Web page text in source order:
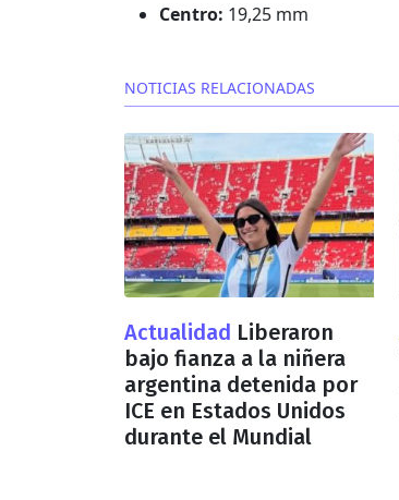
Centro: 19,25 mm
NOTICIAS RELACIONADAS
Actualidad Liberaron
bajo fianza a la niñera
argentina detenida por
ICE en Estados Unidos
durante el Mundial